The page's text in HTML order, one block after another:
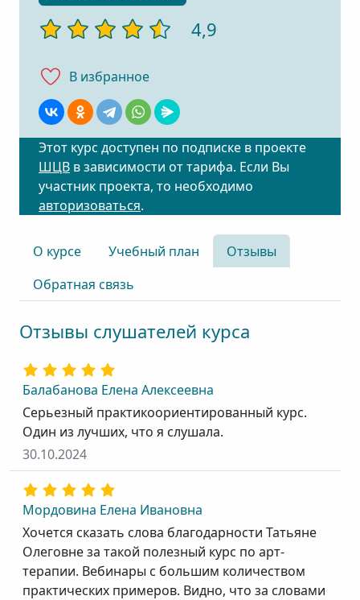
4,9
В избранноe
Этот курс доступен по подписке в проекте
ШЦВ в зависимости от тарифа. Если Вы
участник проекта, то необходимо
авторизоваться.
О курсе Учебный план
Отзывы
Обратная связь
Отзывы слушателей курса
Балабанова Елена Алексеевна
Серьезный практикоориентированный курс.
Один из лучших, что я слушала.
30.10.2024
Мордовина Елена Ивановна
Хочется сказать слова благодарности Татьяне
Олеговне за такой полезный курс по арт-
терапии. Вебинары с большим количеством
практических примеров. Видно, что за словами